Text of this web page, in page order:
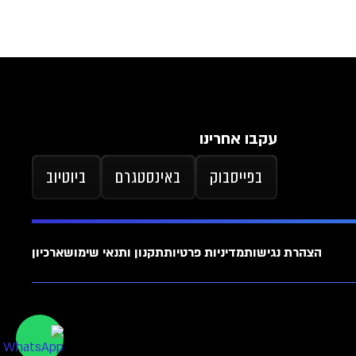
עקבו אחרינו
בפייסבוק באינסטגרם ביוטיוב
הצהרת נגישותמדיניות פרטיותתקנון ותנאי שימושארכיון